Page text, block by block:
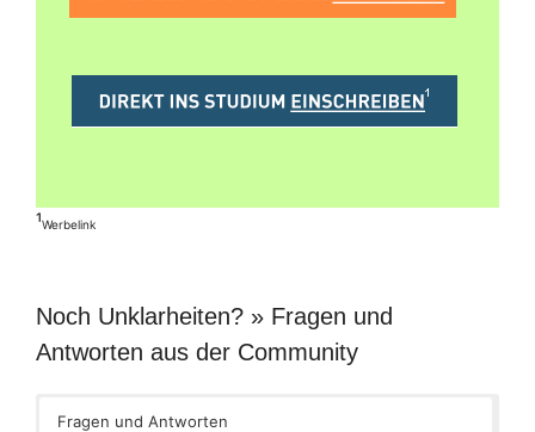
¹Werbelink
Noch Unklarheiten? » Fragen und
Antworten aus der Community
Fragen und Antworten